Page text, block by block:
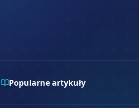
Popularne artykuły